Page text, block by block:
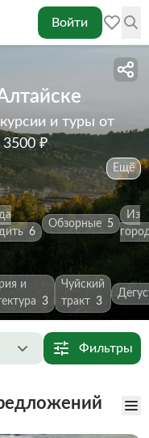
Войти
и туры от
₽
Ещё
6
Обзорные 5
Из
и
3
Чуйский
тракт 3
Фильтры